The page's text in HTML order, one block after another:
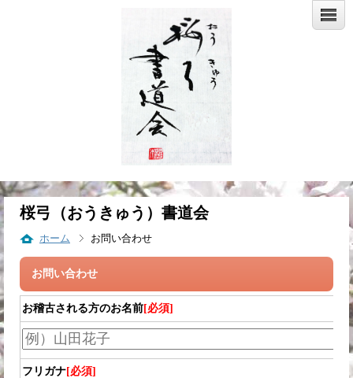
桜弓（おうきゅう）書道会
ホーム お問い合わせ
お問い合わせ
お稽古される方のお名前[必須]
フリガナ[必須]